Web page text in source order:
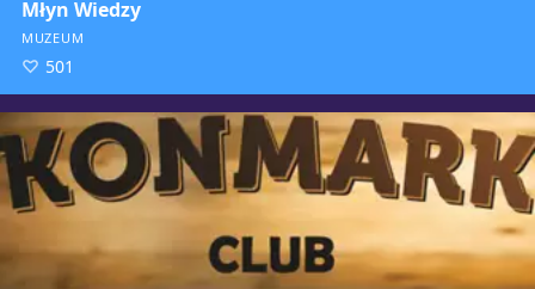
Młyn Wiedzy
MUZEUM
501